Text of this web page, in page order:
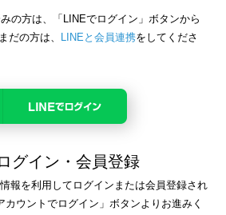
の方は、「LINEでログイン」ボタンから
だの方は、
LINEと会員連携をしてくださ
グイン・会員登録
報を利用してログインまたは会員登録され
カウントでログイン」ボタンよりお進みく